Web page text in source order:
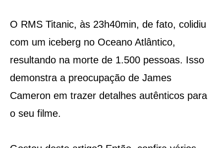
O RMS Titanic, às 23h40min, de fato, colidiu
com um iceberg no Oceano Atlântico,
resultando na morte de 1.500 pessoas. Isso
demonstra a preocupação de James
Cameron em trazer detalhes autênticos para
o seu filme.